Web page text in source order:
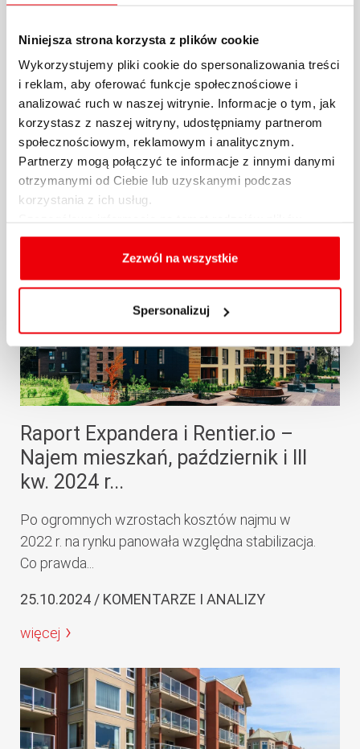
Niniejsza strona korzysta z plików cookie
Wykorzystujemy pliki cookie do spersonalizowania treści
i reklam, aby oferować funkcje społecznościowe i
analizować ruch w naszej witrynie. Informacje o tym, jak
korzystasz z naszej witryny, udostępniamy partnerom
społecznościowym, reklamowym i analitycznym.
Partnerzy mogą połączyć te informacje z innymi danymi
otrzymanymi od Ciebie lub uzyskanymi podczas
korzystania z ich usług.
cookies, celu i sposobu korzystania z nich przez nas
oraz zmiany ustawień plików cookies a także ich
usuwania z przeglądarki internetowej, znajdują się
Zezwól na wszystkie
Spersonalizuj
Raport Expandera i Rentier.io –
Ceny mieszkań, październik i III
kw. 2024 r.
Na rynku nieruchomości mamy teraz do
czynienia z dość dziwną sytuacją. Z raportu
Expandera i...
29.10.2024 / KOMENTARZE I ANALIZY
więcej
Raport Expandera i Rentier.io –
Najem mieszkań, październik i III
kw. 2024 r...
Po ogromnych wzrostach kosztów najmu w
2022 r. na rynku panowała względna stabilizacja.
Co prawda...
25.10.2024 / KOMENTARZE I ANALIZY
więcej